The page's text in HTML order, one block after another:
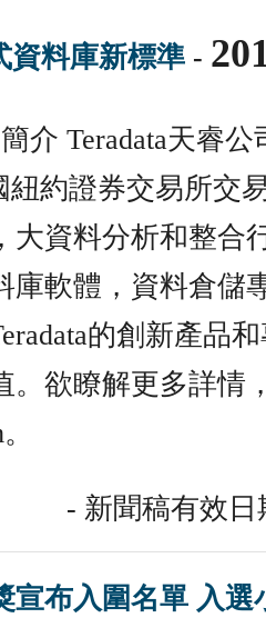
資料庫新標準 -
介 Teradata天睿公
紐約證券交易所交
大資料分析和整合
庫軟體，資料倉儲
的創新產品
。欲瞭解更多詳情
- 新聞稿有效日
宣布入圍名單 入選